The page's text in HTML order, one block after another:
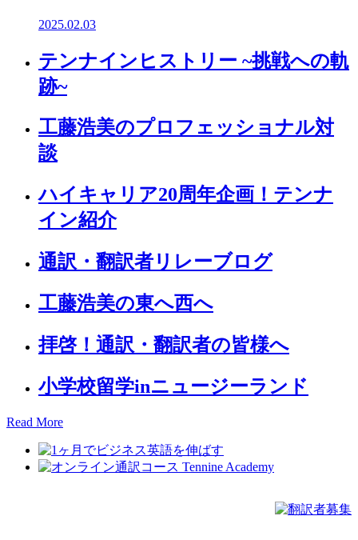
2025.02.03
テンナインヒストリー ~挑戦への軌
跡~
工藤浩美のプロフェッショナル対
談
ハイキャリア20周年企画！テンナ
イン紹介
通訳・翻訳者リレーブログ
工藤浩美の東へ西へ
拝啓！通訳・翻訳者の皆様へ
小学校留学inニュージーランド
Read More